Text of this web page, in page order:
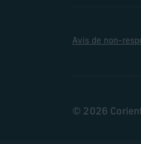
Avis de non-
© 2026